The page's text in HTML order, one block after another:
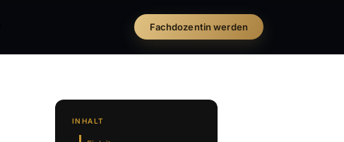
Fachdozentin werden
INHALT